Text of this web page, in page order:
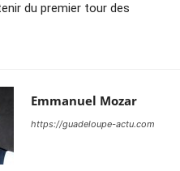
du premier tour des
Emmanuel Mozar
https://guadeloupe-actu.com